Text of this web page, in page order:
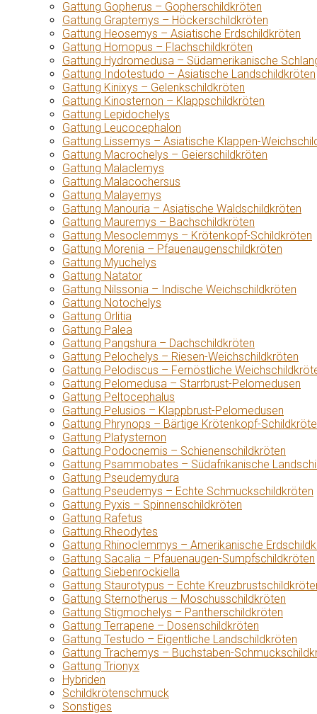
Gattung Gopherus – Gopherschildkröten
Gattung Graptemys – Höckerschildkröten
Gattung Heosemys – Asiatische Erdschildkröten
Gattung Homopus – Flachschildkröten
Gattung Hydromedusa – Südamerikanische
Gattung Indotestudo – Asiatische Landschildkröten
Gattung Kinixys – Gelenkschildkröten
Gattung Kinosternon – Klappschildkröten
Gattung Lepidochelys
Gattung Leucocephalon
Gattung Lissemys – Asiatische Klappen-
Gattung Macrochelys – Geierschildkröten
Gattung Malaclemys
Gattung Malacochersus
Gattung Malayemys
Gattung Manouria – Asiatische Waldschildkröten
Gattung Mauremys – Bachschildkröten
Gattung Mesoclemmys – Krötenkopf-Schildkröten
Gattung Morenia – Pfauenaugenschildkröten
Gattung Myuchelys
Gattung Natator
Gattung Nilssonia – Indische Weichschildkröten
Gattung Notochelys
Gattung Orlitia
Gattung Palea
Gattung Pangshura – Dachschildkröten
Gattung Pelochelys – Riesen-Weichschildkröten
Gattung Pelodiscus – Fernöstliche
Gattung Pelomedusa – Starrbrust-Pelomedusen
Gattung Peltocephalus
Gattung Pelusios – Klappbrust-Pelomedusen
Gattung Phrynops – Bärtige Krötenkopf-
Gattung Platysternon
Gattung Podocnemis – Schienenschildkröten
Gattung Psammobates – Südafrikanische
Gattung Pseudemydura
Gattung Pseudemys – Echte Schmuckschildkröten
Gattung Pyxis – Spinnenschildkröten
Gattung Rafetus
Gattung Rheodytes
Gattung Rhinoclemmys – Amerikanische
Gattung Sacalia – Pfauenaugen-Sumpfschildkröten
Gattung Siebenrockiella
Gattung Staurotypus – Echte
Gattung Sternotherus – Moschusschildkröten
Gattung Stigmochelys – Pantherschildkröten
Gattung Terrapene – Dosenschildkröten
Gattung Testudo – Eigentliche Landschildkröten
Gattung Trachemys – Buchstaben-
Gattung Trionyx
Hybriden
Schildkrötenschmuck
Sonstiges